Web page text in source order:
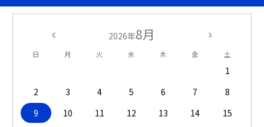
2026年8月
日 月 火 水 木 金 土
1
2
3 4 5 6 7
8
9
10 11 12 13 14
15